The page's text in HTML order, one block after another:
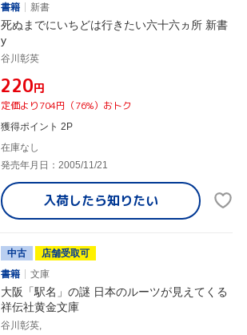
書籍
新書
死ぬまでにいちどは行きたい六十六ヵ所 新書
y
谷川彰英
¥220円
定価より704円（76%）おトク
獲得ポイント 2P
在庫なし
発売年月日：2005/11/21
入荷したら知りたい
中古
店舗受取可
書籍
文庫
大阪「駅名」の謎 日本のルーツが見えてくる
祥伝社黄金文庫
谷川彰英,